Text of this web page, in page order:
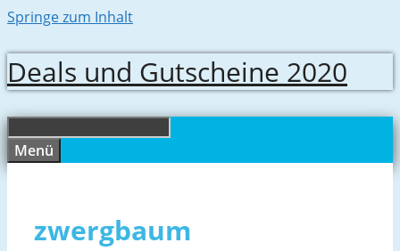
Springe zum Inhalt
Deals und Gutscheine 2020
Menü
zwergbaum